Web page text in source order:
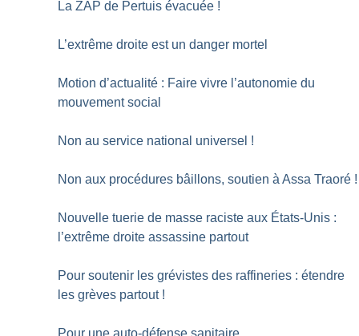
La ZAP de Pertuis évacuée !
L’extrême droite est un danger mortel
Motion d’actualité : Faire vivre l’autonomie du
mouvement social
Non au service national universel !
Non aux procédures bâillons, soutien à Assa Traoré !
Nouvelle tuerie de masse raciste aux États-Unis :
l’extrême droite assassine partout
Pour soutenir les grévistes des raffineries : étendre
les grèves partout !